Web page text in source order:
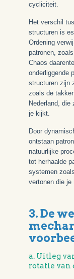
cycliciteit.
Het verschil
structuren is
Ordening
patronen,
Chaos
onderliggende
structuren zijn
zoals de
Nederland, die
je kijkt.
Door
ontstaan
natuurlijke
tot herhaalde
systemen
vertonen die je
3. De
a. Uitleg
rotatie van